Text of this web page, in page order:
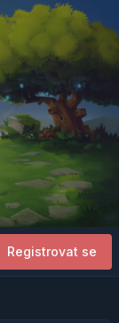
Registrovat se